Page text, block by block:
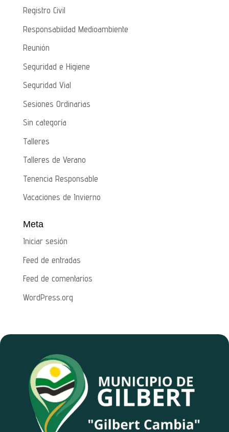
Registro Civil
Responsabiidad Medioambiente
Reunión
Seguridad e Higiene
Seguridad Vial
Sesiones Ordinarias
Sin categoría
Talleres
Talleres de Verano
Tenencia Responsable
Vacaciones de Invierno
Meta
Iniciar sesión
Feed de entradas
Feed de comentarios
WordPress.org